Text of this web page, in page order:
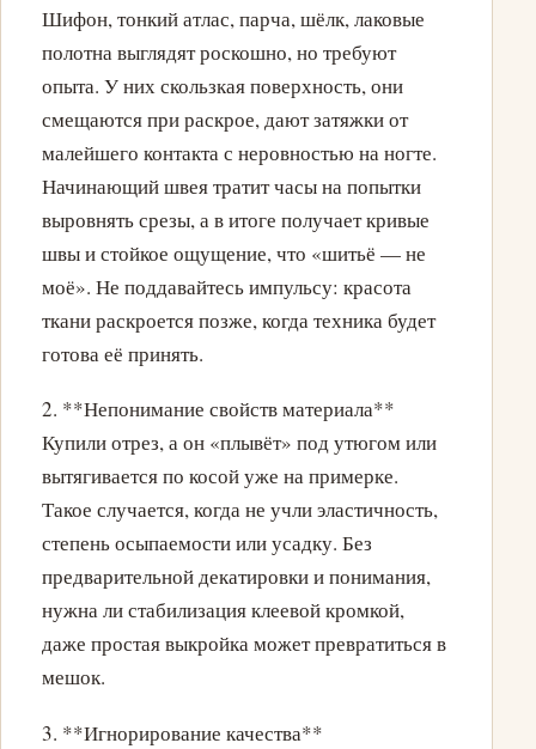
Шифон, тонкий атлас, парча, шёлк, лаковые
полотна выглядят роскошно, но требуют
опыта. У них скользкая поверхность, они
смещаются при раскрое, дают затяжки от
малейшего контакта с неровностью на ногте.
Начинающий швея тратит часы на попытки
выровнять срезы, а в итоге получает кривые
швы и стойкое ощущение, что «шитьё — не
моё». Не поддавайтесь импульсу: красота
ткани раскроется позже, когда техника будет
готова её принять.
2. **Непонимание свойств материала**
Купили отрез, а он «плывёт» под утюгом или
вытягивается по косой уже на примерке.
Такое случается, когда не учли эластичность,
степень осыпаемости или усадку. Без
предварительной декатировки и понимания,
нужна ли стабилизация клеевой кромкой,
даже простая выкройка может превратиться в
мешок.
3. **Игнорирование качества**